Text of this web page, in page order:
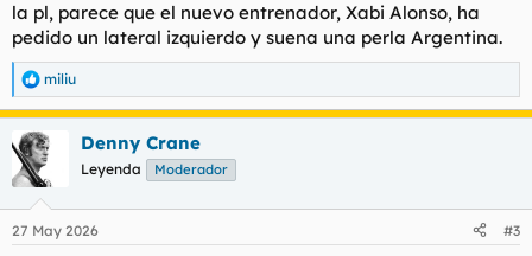
la pl, parece que el nuevo entrenador, Xabi Alonso, ha
pedido un lateral izquierdo y suena una perla Argentina.
R
e
a
c
c
i
e
miliu
Denny Crane
Leyenda Moderador
27 May 2026 #3